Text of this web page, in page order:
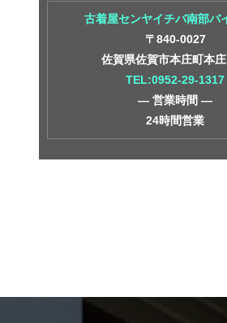
古着屋センヤイチバ南部バ
〒840-0027
佐賀県佐賀市本庄町本
TEL:0952-29-1317
― 営業時間 ―
24時間営業